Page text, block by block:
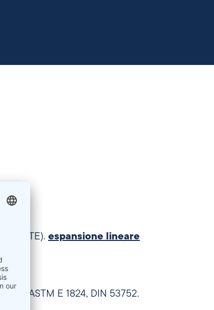
(CTE). espansione lineare
ASTM E 1824, DIN 53752.